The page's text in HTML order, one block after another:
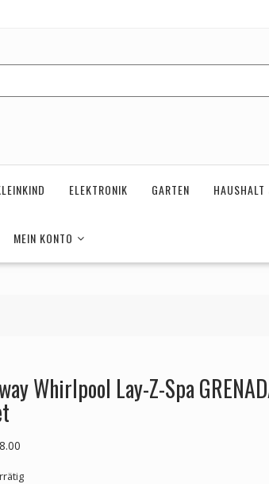
ELEKTRONIK GARTEN HAUSHALT
MEIN KONTO
Whirlpool Lay-Z-Spa